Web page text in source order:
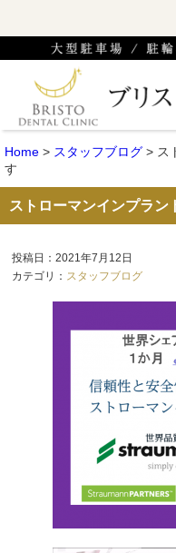
Home > スタッフブログ > ス
す
ストローマンインプラン
投稿日：2021年7月12日
カテゴリ： スタッフブログ